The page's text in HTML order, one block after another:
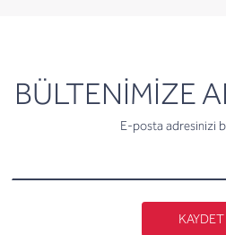
BÜLTENİMİZE
E-posta adresinizi
KAYDET